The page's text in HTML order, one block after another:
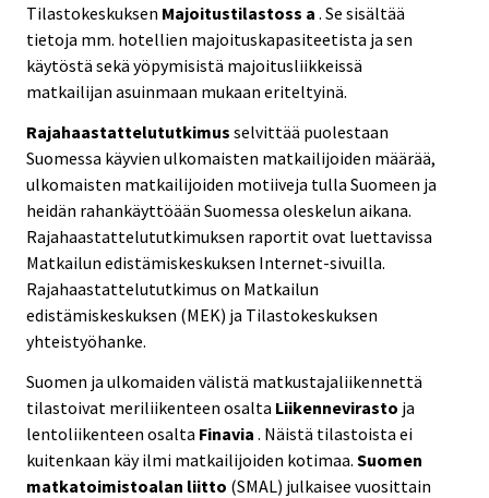
Tilastokeskuksen Majoitustilastoss a . Se sisältää
tietoja mm. hotellien majoituskapasiteetista ja sen
käytöstä sekä yöpymisistä majoitusliikkeissä
matkailijan asuinmaan mukaan eriteltyinä.
Rajahaastattelututkimus selvittää puolestaan
Suomessa käyvien ulkomaisten matkailijoiden määrää,
ulkomaisten matkailijoiden motiiveja tulla Suomeen ja
heidän rahankäyttöään Suomessa oleskelun aikana.
Rajahaastattelututkimuksen raportit ovat luettavissa
Matkailun edistämiskeskuksen Internet-sivuilla.
Rajahaastattelututkimus on Matkailun
edistämiskeskuksen (MEK) ja Tilastokeskuksen
yhteistyöhanke.
Suomen ja ulkomaiden välistä matkustajaliikennettä
tilastoivat meriliikenteen osalta Liikennevirasto ja
lentoliikenteen osalta Finavia . Näistä tilastoista ei
kuitenkaan käy ilmi matkailijoiden kotimaa. Suomen
matkatoimistoalan liitto (SMAL) julkaisee vuosittain